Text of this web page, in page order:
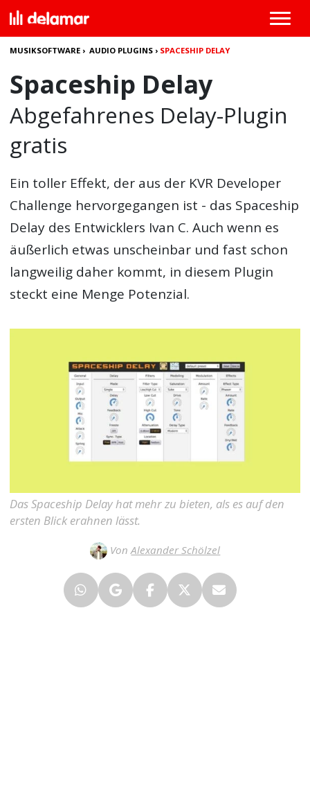
MUSIKSOFTWARE ›AUDIO PLUGINS › SPACESHIP DELAY
Spaceship Delay
Abgefahrenes Delay-Plugin
gratis
Ein toller Effekt, der aus der KVR Developer
Challenge hervorgegangen ist - das Spaceship
Delay des Entwicklers Ivan C. Auch wenn es
äußerlich etwas unscheinbar und fast schon
langweilig daher kommt, in diesem Plugin
steckt eine Menge Potenzial.
Das Spaceship Delay hat mehr zu bieten, als es auf den
ersten Blick erahnen lässt.
VonAlexander Schölzel